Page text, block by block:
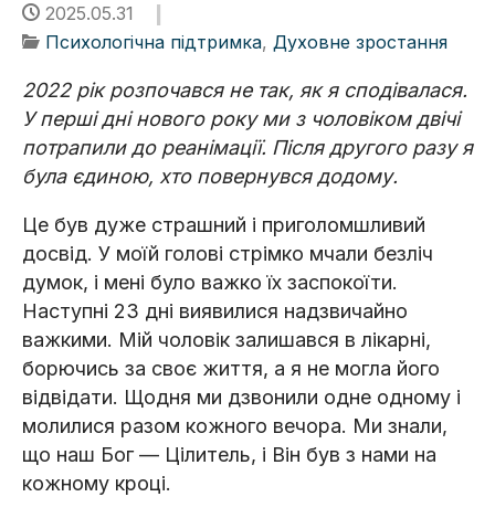
2025.05.31
Психологічна підтримка, Духовне зростання
2022 рік розпочався не так, як я сподівалася.
У перші дні нового року ми з чоловіком двічі
потрапили до реанімації. Після другого разу я
була єдиною, хто повернувся додому.
Це був дуже страшний і приголомшливий
досвід. У моїй голові стрімко мчали безліч
думок, і мені було важко їх заспокоїти.
Наступні 23 дні виявилися надзвичайно
важкими. Мій чоловік залишався в лікарні,
борючись за своє життя, а я не могла його
відвідати. Щодня ми дзвонили одне одному і
молилися разом кожного вечора. Ми знали,
що наш Бог — Цілитель, і Він був з нами на
кожному кроці.